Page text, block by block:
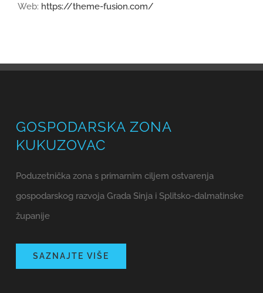
Web: https://theme-fusion.com/
GOSPODARSKA ZONA
KUKUZOVAC
Poduzetnička zona s primarnim ciljem ostvarenja
gospodarskog razvoja Grada Sinja i Splitsko-dalmatinske
županije
SAZNAJTE VIŠE